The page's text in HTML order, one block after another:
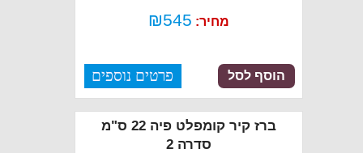
מחיר: ₪545
פרטים נוספים הוסף לסל
ברז קיר קומפלט פיה 22 ס"מ
סדרה 2